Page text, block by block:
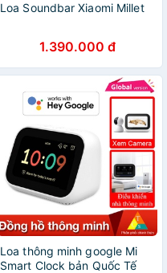
Loa Soundbar Xiaomi Millet
1.390.000 đ
Loa thông minh google Mi
Smart Clock bản Quốc Tế